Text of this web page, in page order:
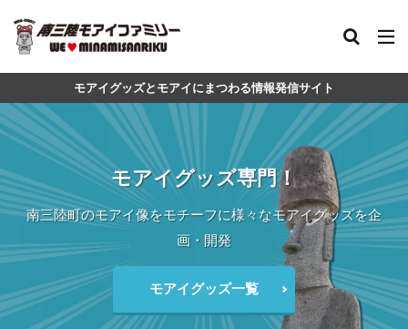
モアイグッズとモアイにまつわる情報発信サイト
モアイグッズ専門！
南三陸町のモアイ像をモチーフに様々なモアイグッズを企
画・開発
モアイグッズ一覧